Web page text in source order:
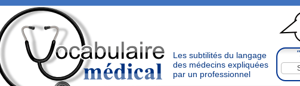
Les subtilités du langage
des médecins expliquées
par un professionnel